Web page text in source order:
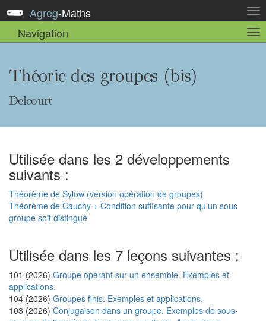
la
Agreg-Maths
Navigation
la
Théorie des groupes (bis)
Delcourt
Utilisée dans les 2 développements
suivants :
Théorème de Sylow (version opération de groupes)
Théorème de Cauchy + Condition suffisante pour qu’un sous
groupe soit distingué
Utilisée dans les 7 leçons suivantes :
101 (2026) Groupe opérant sur un ensemble. Exemples et
applications.
104 (2026) Groupes finis. Exemples et applications.
103 (2026) Conjugaison dans un groupe. Exemples de sous-